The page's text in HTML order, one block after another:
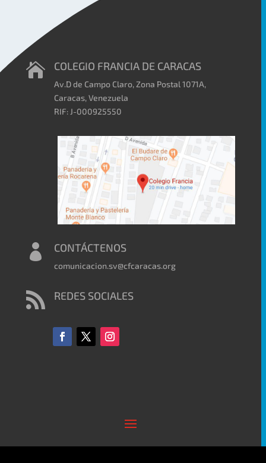
 COLEGIO FRANCIA DE CARACAS
Av.D de Campo Claro, Zona Postal 1071A,
Caracas, Venezuela
RIF: J-000925550
 CONTÁCTENOS
comunicacion.sv@cfcaracas.org
 REDES SOCIALES